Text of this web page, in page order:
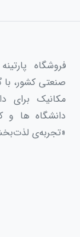
فروشگاه
صنعتی کشور، با
مکانیک برای
دانشگاه ها و
«تجربه‌ی